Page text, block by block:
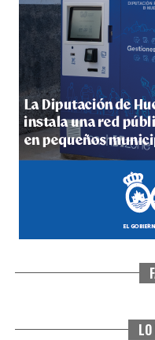
4º DÍA DE LAS
hace 1 semana·Huelvatv
SEXTA CORRIDA DE